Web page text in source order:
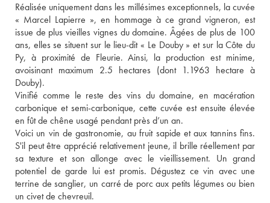
Réalisée uniquement dans les millésimes exceptionnels, la cuvée
« Marcel Lapierre », en hommage à ce grand vigneron, est
issue de plus vieilles vignes du domaine. Âgées de plus de 100
ans, elles se situent sur le lieu-dit « Le Douby » et sur la Côte du
Py, à proximité de Fleurie. Ainsi, la production est minime,
avoisinant maximum 2.5 hectares (dont 1.1963 hectare à
Douby).
Vinifié comme le reste des vins du domaine, en macération
carbonique et semi-carbonique, cette cuvée est ensuite élevée
en fût de chêne usagé pendant près d’un an.
Voici un vin de gastronomie, au fruit sapide et aux tannins fins.
S'il peut être apprécié relativement jeune, il brille réellement par
sa texture et son allonge avec le vieillissement. Un grand
potentiel de garde lui est promis. Dégustez ce vin avec une
terrine de sanglier, un carré de porc aux petits légumes ou bien
un civet de chevreuil.